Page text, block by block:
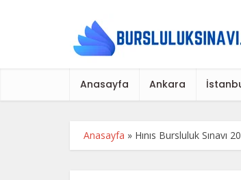
Anasayfa Ankara
Anasayfa » Hınıs Bursluluk Sınavı